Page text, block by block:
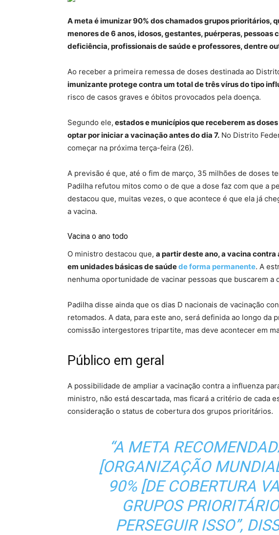
A meta é imunizar 90% dos chamados grupos prioritários,
menores de 6 anos, idosos, gestantes, puérperas, pessoas
deficiência, profissionais de saúde e professores, dentre
Ao receber a primeira remessa de doses destinada ao
imunizante protege contra um total de três vírus do tipo
risco de casos graves e óbitos provocados pela doença.
Segundo ele, estados e municípios que receberem as
optar por iniciar a vacinação antes do dia 7. No Distrito
começar na próxima terça-feira (26).
A previsão é que, até o fim de março, 35 milhões de doses
Padilha refutou mitos como o de que a dose faz com que a
destacou que, muitas vezes, o que acontece é que ela já
a vacina.
Vacina o ano todo
O ministro destacou que, a partir deste ano, a vacina
em unidades básicas de saúdede forma permanente. A
nenhuma oportunidade de vacinar pessoas que buscarem a
Padilha disse ainda que os dias D nacionais de vacinação
retomados. A data, para este ano, será definida ao longo da
comissão intergestores tripartite, mas deve acontecer em
Público em geral
A possibilidade de ampliar a vacinação contra a influenza
ministro, não está descartada, mas ficará a critério de cada
consideração o status de cobertura dos grupos prioritários.
“A META
[ORGANIZAÇÃO
90% [DE COBERTURA
GRUPOS
PERSEGUIR ISSO”,